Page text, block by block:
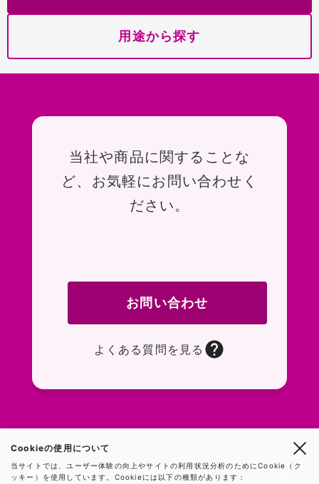
用途から探す
お問い合わせ
当社や商品に関することな
ど、お気軽にお問い合わせく
ださい。
お問い合わせ
よくある質問を見る
製品
Cookieの使用について
当サイトでは、ユーザー体験の向上やサイトの利用状況分析のためにCookie（ク
ッキー）を使用しています。Cookieには以下の種類があります：